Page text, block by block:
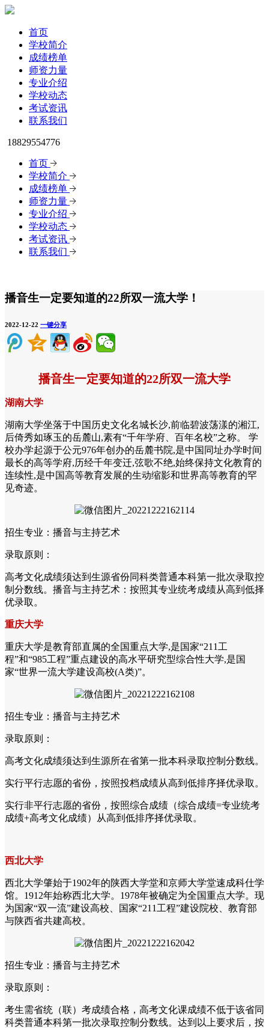
首页
学校简介
成绩榜单
师资力量
专业介绍
学校动态
考试资讯
联系我们
18829554776
首页
学校简介
成绩榜单
师资力量
专业介绍
学校动态
考试资讯
联系我们
播音生一定要知道的22所双一流大学！
2022-12-22 一键分享
播音生一定要知道的22所双一流大学
湖南大学
湖南大学坐落于中国历史文化名城长沙,前临碧波荡漾的湘江,
后倚秀如琢玉的岳麓山,素有“千年学府、百年名校”之称。 学
校办学起源于公元976年创办的岳麓书院,是中国同址办学时间
最长的高等学府,历经千年变迁,弦歌不绝,始终保持文化教育的
连续性,是中国高等教育发展的生动缩影和世界高等教育的罕
见奇迹。
招生专业：播音与主持艺术
录取原则：
高考文化成绩须达到生源省份同科类普通本科第一批次录取控
制分数线。播音与主持艺术：按照其专业统考成绩从高到低择
优录取。
重庆大学
重庆大学是教育部直属的全国重点大学,是国家“211工
程”和“985工程”重点建设的高水平研究型综合性大学,是国
家“世界一流大学建设高校(A类)”。
招生专业：播音与主持艺术
录取原则：
高考文化成绩须达到生源所在省第一批本科录取控制分数线。
实行平行志愿的省份，按照投档成绩从高到低排序择优录取。
实行非平行志愿的省份，按照综合成绩（综合成绩=专业统考
成绩+高考文化成绩）从高到低排序择优录取。
西北大学
西北大学肇始于1902年的陕西大学堂和京师大学堂速成科仕学
馆。1912年始称西北大学。1978年被确定为全国重点大学。现
为国家“双一流”建设高校、国家“211工程”建设院校、教育部
与陕西省共建高校。
招生专业：播音与主持艺术
录取原则：
考生需省统（联）考成绩合格，高考文化课成绩不低于该省同
科类普通本科第一批次录取控制分数线。达到以上要求后，按